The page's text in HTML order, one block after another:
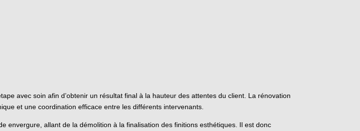
avec soin afin d’obtenir un résultat final à la hauteur des attentes du client. La rénovation
et une coordination efficace entre les différents intervenants.
envergure, allant de la démolition à la finalisation des finitions esthétiques. Il est donc